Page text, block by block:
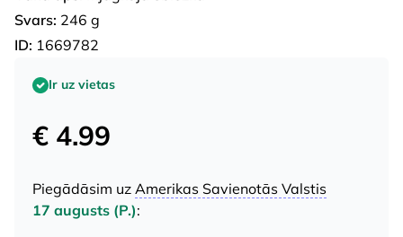
Svars: 246 g
ID: 1669782
Ir uz vietas
€ 4.99
Piegādāsim uz Amerikas Savienotās Valstis
17 augusts (P.):